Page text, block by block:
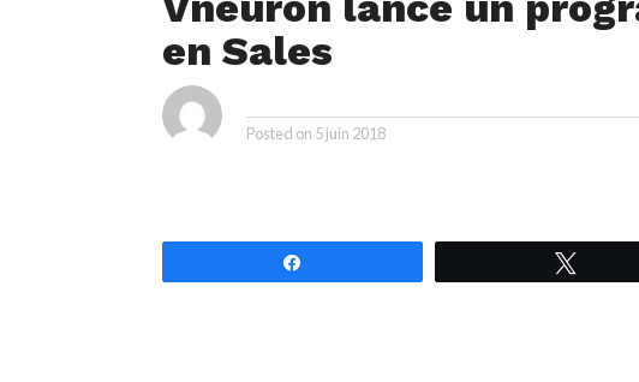
en Sales
Posted on 5 juin 2018